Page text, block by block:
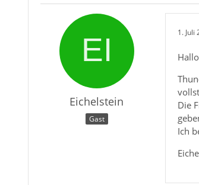
Eichelstein
Gast
1. Juli
Die
Ich